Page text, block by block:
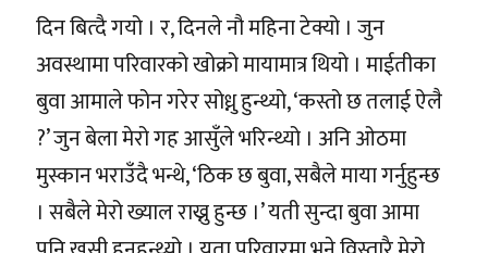
दिन बित्दै गयो । र, दिनले नौ महिना टेक्यो । जुन
अवस्थामा परिवारको खोक्रो मायामात्र थियो । माईतीका
बुवा आमाले फोन गरेर सोध्नु हुन्थ्यो, ‘कस्तो छ तलाई ऐलै
?’ जुन बेला मेरो गह आसुँले भरिन्थ्यो । अनि ओठमा
मुस्कान भराउँदै भन्थे, ‘ठिक छ बुवा, सबैले माया गर्नुहुन्छ
। सबैले मेरो ख्याल राख्नु हुन्छ ।’ यती सुन्दा बुवा आमा